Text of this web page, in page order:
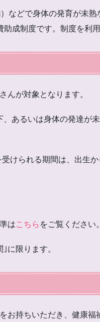
などで身体の発育が未
成制度です。制度を利
んが対象となります。
、あるいは身体の発達が
けられる期間は、出生
はこちら をご覧ください。
に限ります。
お持ちいただき、健康福